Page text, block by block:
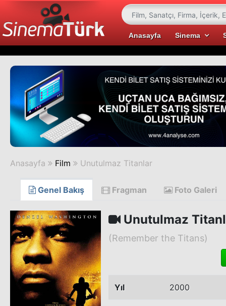
Anasayfa Sinema
Anasayfa Film Unutulmaz Titanlar
Genel Bakış Fragman Foto Galeri
Unutulmaz
(Remember the Titans)
Yıl 2000